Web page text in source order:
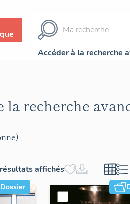
Accéder à la recherche
la recherche
affichés
Dossier